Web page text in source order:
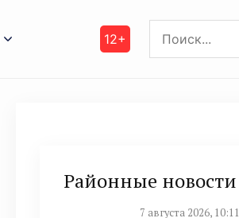
12+
Районные новости
7 августа 2026, 10:11